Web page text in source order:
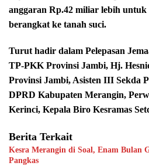
anggaran Rp.42 miliar lebih untuk
berangkat ke tanah suci.
Turut hadir dalam Pelepasan
TP-PKK Provinsi Jambi, Hj.
Provinsi Jambi, Asisten III Sekda
DPRD Kabupaten Merangin,
Kerinci, Kepala Biro Kesramas
Berita Terkait
Kesra Merangin di Soal, Enam Bulan
Pangkas